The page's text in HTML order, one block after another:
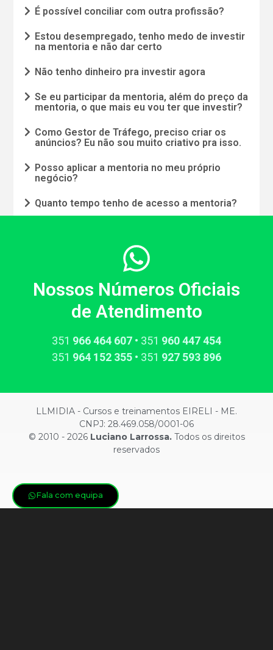
É possível conciliar com outra profissão?
Estou desempregado, tenho medo de investir
na mentoria e não dar certo
Não tenho dinheiro pra investir agora
Se eu participar da mentoria, além do preço da
mentoria, o que mais eu vou ter que investir?
Como Gestor de Tráfego, preciso criar os
anúncios? Eu não sou muito criativo pra isso.
Posso aplicar a mentoria no meu próprio
negócio?
Quanto tempo tenho de acesso a mentoria?
Nossos Números Oficiais
de Atendimento
351​ 966​ 464 607 • 351​ 960​ 447 454
351​ 964​ 152 355 • 351​ 927​ 593 896
LLMIDIA - Cursos e treinamentos EIRELI - ME.
CNPJ: 28.469.058/0001-06
© 2010 - 2026 Luciano Larrossa.Todos os direitos
reservados
Fala com equipa